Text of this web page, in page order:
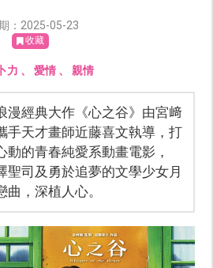
：2025-05-23
收藏
力 、 愛情、 親情
漫經典大作《心之谷》由宮﨑
手天才畫師近藤喜文執導，打
動的青春純愛系動畫電影，
聖司及勇於追夢的文學少女月
，深植人心。